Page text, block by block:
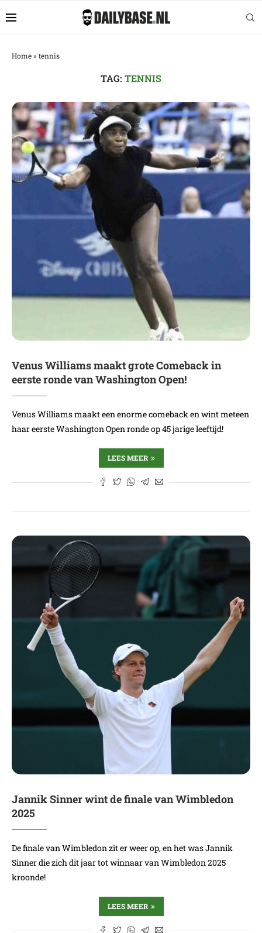
Home» tennis
TAG: TENNIS
Venus Williams maakt grote Comeback in
eerste ronde van Washington Open!
Venus Williams maakt een enorme comeback en wint meteen
haar eerste Washington Open ronde op 45 jarige leeftijd!
LEES MEER
Jannik Sinner wint de finale van Wimbledon
2025
De finale van Wimbledon zit er weer op, en het was Jannik
Sinner die zich dit jaar tot winnaar van Wimbledon 2025
kroonde!
LEES MEER